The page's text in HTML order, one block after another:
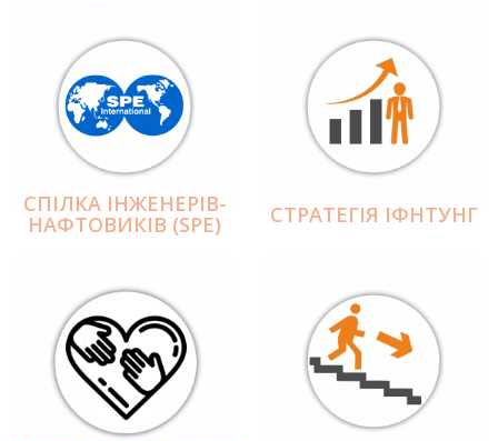
СПІЛКА ІНЖЕНЕРІВ-
НАФТОВИКІВ (SPE) СТРАТЕГІЯ ІФНТУНГ